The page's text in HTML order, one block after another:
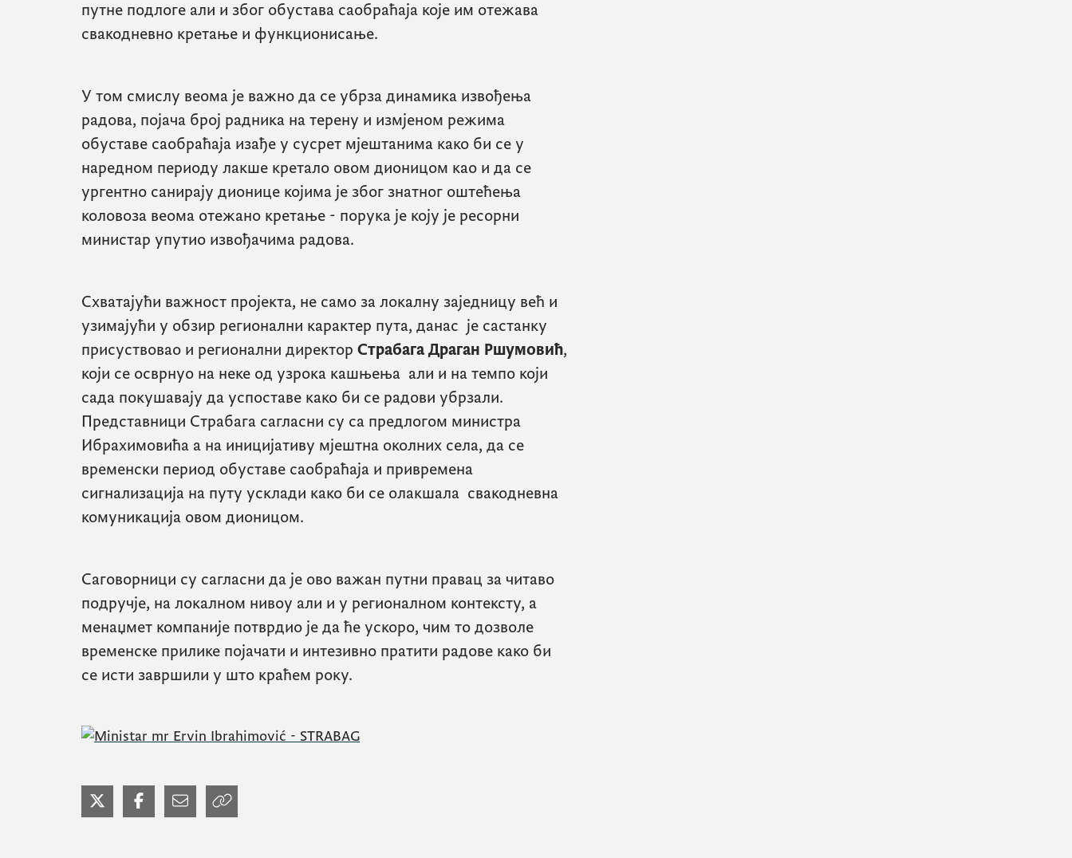
путне подлоге али и због обустава саобраћаја које им отежава
свакодневно кретање и функционисање.
У том смислу веома је важно да се убрза динамика извођења
радова, појача број радника на терену и измјеном режима
обуставе саобраћаја изађе у сусрет мјештанима како би се у
наредном периоду лакше кретало овом дионицом као и да се
ургентно санирају дионице којима је због знатног оштећења
коловоза веома отежано кретање - порука је коју је ресорни
министар упутио извођачима радова.
Схватајући важност пројекта, не само за локалну заједницу већ и
узимајући у обзир регионални карактер пута, данас је састанку
присуствовао и регионални директор Страбага Драган Ршумовић,
који се осврнуо на неке од узрока кашњења али и на темпо који
сада покушавају да успоставе како би се радови убрзали.
Представници Страбага сагласни су са предлогом министра
Ибрахимовића а на иницијативу мјештна околних села, да се
временски период обуставе саобраћаја и привремена
сигнализација на путу усклади како би се олакшала свакодневна
комуникација овом дионицом.
Саговорници су сагласни да је ово важан путни правац за читаво
подручје, на локалном нивоу али и у регионалном контексту, а
менаџмет компаније потврдио је да ће ускоро, чим то дозволе
временске прилике појачати и интезивно пратити радове како би
се исти завршили у што краћем року.